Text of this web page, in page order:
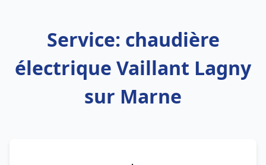
Service: chaudière
électrique Vaillant Lagny
sur Marne